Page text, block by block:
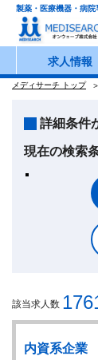
製薬・医療機器・病
求人情報
メディサーチ トップ
詳細条件
現在の検索
該当求人数
内資系企業